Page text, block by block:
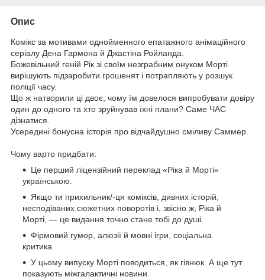
Опис
Комікс за мотивами однойменного епатажного анімаційного
серіалу Дена Гармона й Джастіна Ройланда.
Божевільний геній Рік зі своїм незграбним онуком Морті
вирішують підзаробити грошенят і потрапляють у розшук
поліції часу.
Що ж натворили ці двоє, чому їм довелося випробувати довіру
один до одного та хто зруйнував їхні плани? Саме ЧАС
дізнатися.
Усередині бонусна історія про відчайдушно сміливу Саммер.
Чому варто придбати:
Це перший ліцензійний переклад «Ріка й Морті»
українською.
Якщо ти прихильник/-ця коміксів, дивних історій,
несподіваних сюжетних поворотів і, звісно ж, Ріка й
Морті, — це видання точно стане тобі до душі.
Фірмовий гумор, алюзії й мовні ігри, соціальна
критика.
У цьому випуску Морті поводиться, як гівнюк. А ще тут
показують міжгалактичні новини.